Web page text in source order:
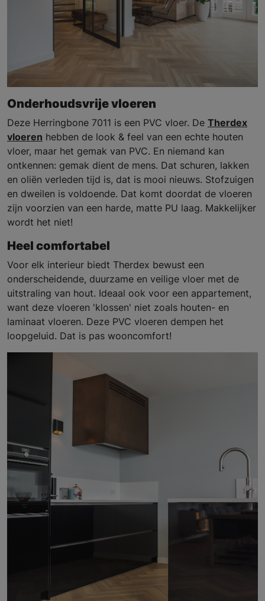
Onderhoudsvrije vloeren
Deze Herringbone 7011 is een PVC vloer. De Therdex
vloeren hebben de look & feel van een echte houten
vloer, maar het gemak van PVC. En niemand kan
ontkennen: gemak dient de mens. Dat schuren, lakken
en oliën verleden tijd is, dat is mooi nieuws. Stofzuigen
en dweilen is voldoende. Dat komt doordat de vloeren
zijn voorzien van een harde, matte PU laag. Makkelijker
wordt het niet!
Heel comfortabel
Voor elk interieur biedt Therdex bewust een
onderscheidende, duurzame en veilige vloer met de
uitstraling van hout. Ideaal ook voor een appartement,
want deze vloeren 'klossen' niet zoals houten- en
laminaat vloeren. Deze PVC vloeren dempen het
loopgeluid. Dat is pas wooncomfort!